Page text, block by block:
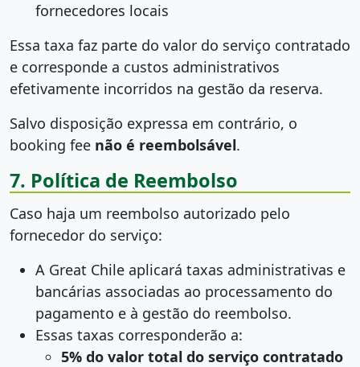
fornecedores locais
Essa taxa faz parte do valor do serviço contratado
e corresponde a custos administrativos
efetivamente incorridos na gestão da reserva.
Salvo disposição expressa em contrário, o
booking fee não é reembolsável.
7. Política de Reembolso
Caso haja um reembolso autorizado pelo
fornecedor do serviço:
A Great Chile aplicará taxas administrativas e
bancárias associadas ao processamento do
pagamento e à gestão do reembolso.
Essas taxas corresponderão a:
5% do valor total do serviço contratado